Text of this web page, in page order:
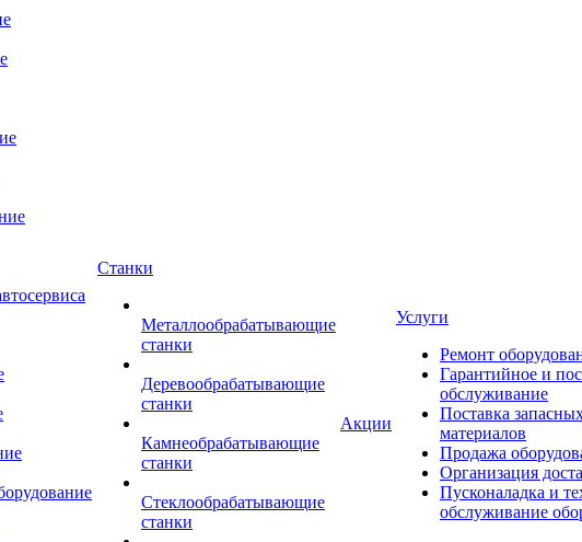
Станки
Металлообрабатывающие
станки
Деревообрабатывающие
станки
Камнеобрабатывающие
станки
Стеклообрабатывающие
станки
Акции
Услуги
Ремонт
Гарантийное и
обслуживание
Поставка
материалов
Продажа
Организация
Пусконаладка и
обслуживание